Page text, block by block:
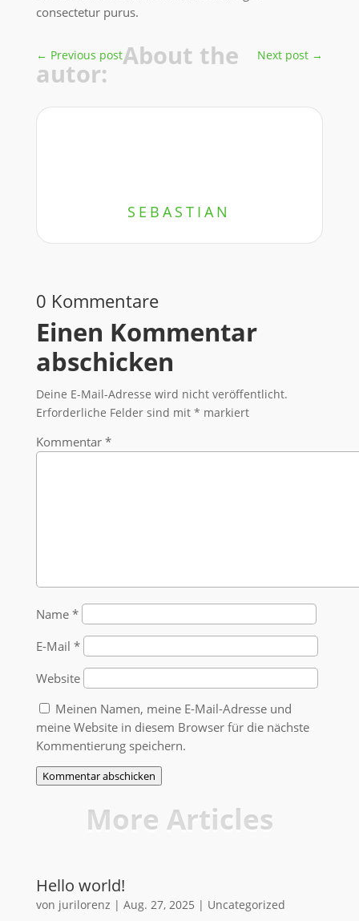
consectetur purus.
← Previous post Next post →
About the
autor:
SEBASTIAN
0 Kommentare
Einen Kommentar
abschicken
Deine E-Mail-Adresse wird nicht veröffentlicht.
Erforderliche Felder sind mit * markiert
Kommentar *
Name *
E-Mail *
Website
Meinen Namen, meine E-Mail-Adresse und
meine Website in diesem Browser für die nächste
Kommentierung speichern.
Kommentar abschicken
More Articles
Hello world!
von jurilorenz | Aug. 27, 2025 | Uncategorized